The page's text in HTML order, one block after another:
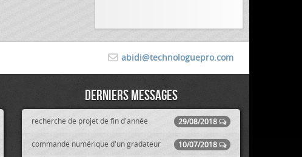
abidi@technologuepro.com
Derniers messages
29/08/2018
recherche de projet de fin d'année
10/07/2018
commande numérique d'un gradateur